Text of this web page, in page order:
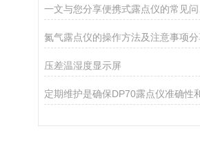
氮气露点仪的操作方法及注意事项分
压差温湿度显示屏